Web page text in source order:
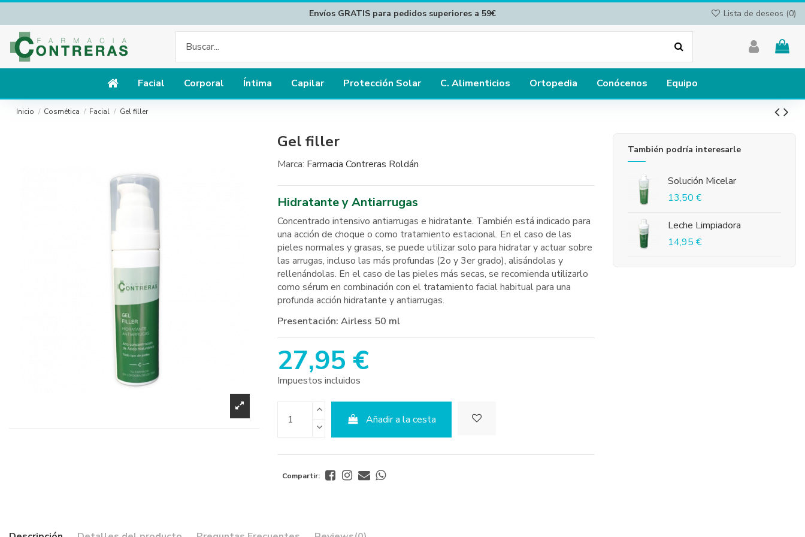
Envíos GRATIS para pedidos superiores a 59€ Lista de deseos (0)
Facial Corporal Íntima Capilar Protección Solar C. Alimenticios Ortopedia Conócenos Equipo
Inicio Cosmética Facial Gel filler
Gel filler
Marca: Farmacia Contreras Roldán
Hidratante y Antiarrugas
Concentrado intensivo antiarrugas e hidratante. También está indicado para
una acción de choque o como tratamiento estacional. En el caso de las
pieles normales y grasas, se puede utilizar solo para hidratar y actuar sobre
las arrugas, incluso las más profundas (2o y 3er grado), alisándolas y
rellenándolas. En el caso de las pieles más secas, se recomienda utilizarlo
como sérum en combinación con el tratamiento facial habitual para una
profunda acción hidratante y antiarrugas.
Presentación: Airless 50 ml
27,95 €
Impuestos incluidos
Añadir a la cesta
Compartir:
También podría interesarle
Solución Micelar
13,50 €
Leche Limpiadora
14,95 €